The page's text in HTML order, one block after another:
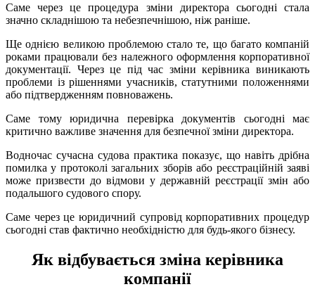
Саме через це процедура зміни директора сьогодні стала
значно складнішою та небезпечнішою, ніж раніше.
Ще однією великою проблемою стало те, що багато компаній
роками працювали без належного оформлення корпоративної
документації. Через це під час зміни керівника виникають
проблеми із рішеннями учасників, статутними положеннями
або підтвердженням повноважень.
Саме тому юридична перевірка документів сьогодні має
критично важливе значення для безпечної зміни директора.
Водночас сучасна судова практика показує, що навіть дрібна
помилка у протоколі загальних зборів або реєстраційній заяві
може призвести до відмови у державній реєстрації змін або
подальшого судового спору.
Саме через це юридичний супровід корпоративних процедур
сьогодні став фактично необхідністю для будь-якого бізнесу.
Як відбувається зміна керівника
компанії